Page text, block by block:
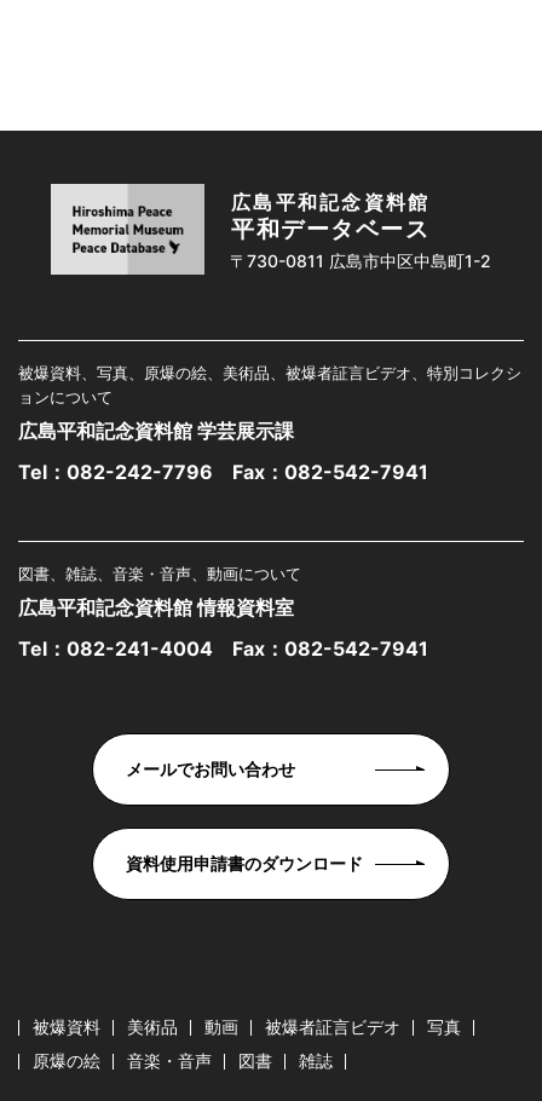
広島平和記念資料館
平和データベース
〒730-0811 広島市中区中島町1-2
被爆資料、写真、原爆の絵、美術品、被爆者証言ビデオ、特別コレクシ
ョンについて
広島平和記念資料館 学芸展示課
Tel： 082-242-7796 Fax：082-542-7941
図書、雑誌、音楽・音声、動画について
広島平和記念資料館 情報資料室
Tel： 082-241-4004 Fax：082-542-7941
メールでお問い合わせ
資料使用申請書のダウンロード
被爆資料 美術品 動画 被爆者証言ビデオ
写真
原爆の絵
音楽・音声 図書 雑誌